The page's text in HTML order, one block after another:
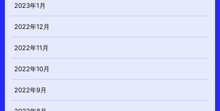
2023年1月
2022年12月
2022年11月
2022年10月
2022年9月